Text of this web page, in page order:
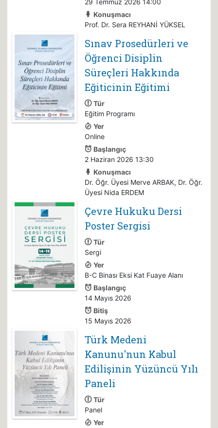
29 Temmuz 2026 14:00
Konuşmacı
Prof. Dr. Sera REYHANİ YÜKSEL
Sınav Prosedürleri ve
Öğrenci Disiplin
Süreçleri Hakkında
Eğiticinin Eğitimi
Tür
Eğitim Programı
Yer
Online
Başlangıç
2 Haziran 2026 13:30
Konuşmacı
Dr. Öğr. Üyesi Merve ARBAK, Dr. Öğr.
Üyesi Nida ERDEM
Çevre Hukuku Dersi
Poster Sergisi
Tür
Sergi
Yer
B-C Binası Eksi Kat Fuaye Alanı
Başlangıç
14 Mayıs 2026
Bitiş
15 Mayıs 2026
Türk Medeni
Kanunu'nun Kabul
Edilişinin Yüzüncü Yılı
Paneli
Tür
Panel
Yer